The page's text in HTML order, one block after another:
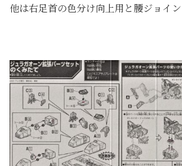
他は右足首の色分け向上用と腰ジョイン